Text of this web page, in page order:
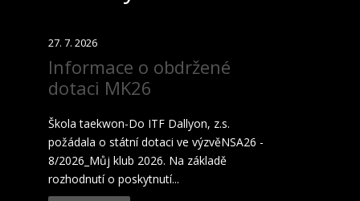
27. 7. 2026
Informace o obdržené
dotaci MK26
Škola taekwon-Do ITF Dallyon, z.s.
požádala o státní dotaci ve výzvěNSA26 -
8/2026_Můj klub 2026. Na základě
rozhodnutí o poskytnutí...